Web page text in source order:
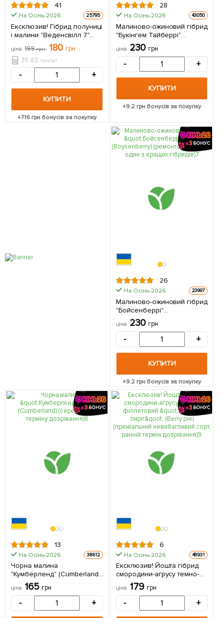
41
На Осінь-2026 25795
Ексклюзив! Гібрид полуниці
і малини "Веденсвілл 7"
(Vedenswil) (середній
термін дозрівання) 5 шт в
упаковці
ціна 199грн 180 грн
35.82 грн/шт
- +
КУПИТИ
+7.16грн бонусів за покупку
28
На Осінь-2026 43050
Малиново-ожиновий гібрид
"Букінгем Тайберрі"
(Buckingham Tayberry)
(середній термін
дозрівання, великоплідний
сорт) (Кореневище) 1 шт в
упаковці
ціна 230 грн
- +
КУПИТИ
+9.2грн бонусів за покупку
26
На Осінь-2026 23997
Малиново-ожиновий гібрид
"Бойсенберрі"
(Boysenberry)
(ремонтантний сорт, один з
кращих гібридів)
(Кореневище) 1 шт в
упаковці
ціна 230 грн
- +
КУПИТИ
+9.2грн бонусів за покупку
13
На Осінь-2026 38612
Чорна малина
"Кумберленд" (Cumberland)
(середнього терміну
дозрівання) (Кореневище)
1 шт в упаковці
ціна 165 грн
- +
6
На Осінь-2026 48931
Ексклюзив! Йошта гібрид
смородини-агрусу темно-
фіолетовий "Ягідний пиріг"
(Berry pie) (преміальний
невибагливий сорт, ранній
термін дозрівання) 1
ціна 179 грн
- +